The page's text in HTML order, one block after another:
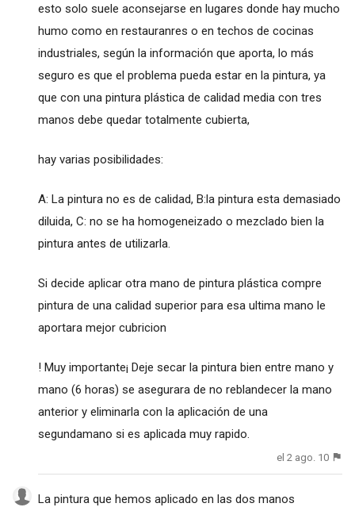
esto solo suele aconsejarse en lugares donde hay mucho
humo como en restauranres o en techos de cocinas
industriales, según la información que aporta, lo más
seguro es que el problema pueda estar en la pintura, ya
que con una pintura plástica de calidad media con tres
manos debe quedar totalmente cubierta,
hay varias posibilidades:
A: La pintura no es de calidad, B:la pintura esta demasiado
diluida, C: no se ha homogeneizado o mezclado bien la
pintura antes de utilizarla.
Si decide aplicar otra mano de pintura plástica compre
pintura de una calidad superior para esa ultima mano le
aportara mejor cubricion
! Muy importante¡ Deje secar la pintura bien entre mano y
mano (6 horas) se asegurara de no reblandecer la mano
anterior y eliminarla con la aplicación de una
segundamano si es aplicada muy rapido.
el 2 ago. 10
La pintura que hemos aplicado en las dos manos